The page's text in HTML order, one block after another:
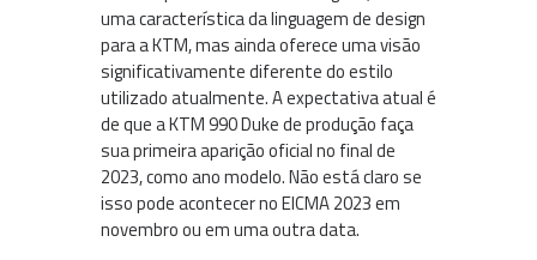
uma característica da linguagem de design
para a KTM, mas ainda oferece uma visão
significativamente diferente do estilo
utilizado atualmente. A expectativa atual é
de que a KTM 990 Duke de produção faça
sua primeira aparição oficial no final de
2023, como ano modelo. Não está claro se
isso pode acontecer no EICMA 2023 em
novembro ou em uma outra data.